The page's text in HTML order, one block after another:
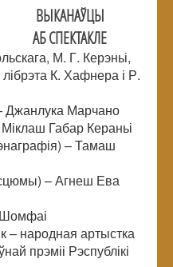
ВЫКАНАЎЦЫ
АБ СПЕКТАКЛЕ
М. Г. Керэньі,
К. Хафнера і Р.
Марчано
Габар Кераньі
– Тамаш
– Агнеш Ева
– народная артыстка
прэміі Рэспублікі